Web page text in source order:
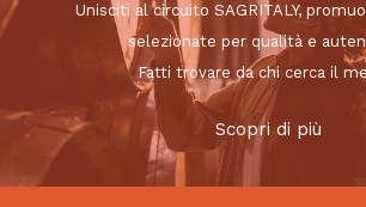
Unisciti al circuito SAGRITALY,
selezionate per qualità e
Fatti trovare da chi cerca il
Scopri di più